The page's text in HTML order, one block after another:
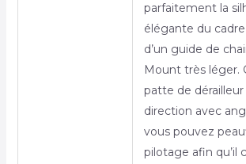
parfaitement la
élégante du
d’un guide de
Mount très léger.
patte de
direction avec
vous pouvez
pilotage afin qu’il